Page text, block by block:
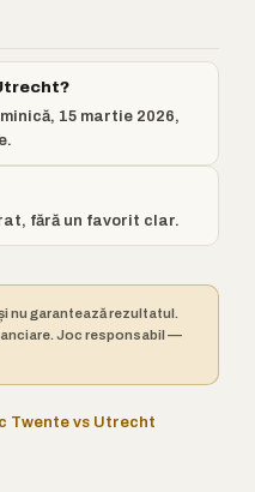
15 martie 2026,
fără un favorit clar.
nu garantează rezultatul.
Joc responsabil —
Twente vs Utrecht